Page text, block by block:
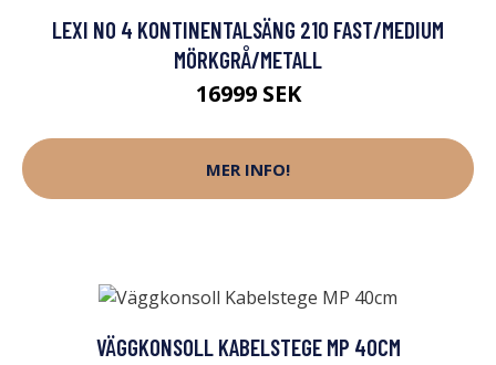
LEXI NO 4 KONTINENTALSÄNG 210 FAST/MEDIUM
MÖRKGRÅ/METALL
16999 SEK
MER INFO!
VÄGGKONSOLL KABELSTEGE MP 40CM